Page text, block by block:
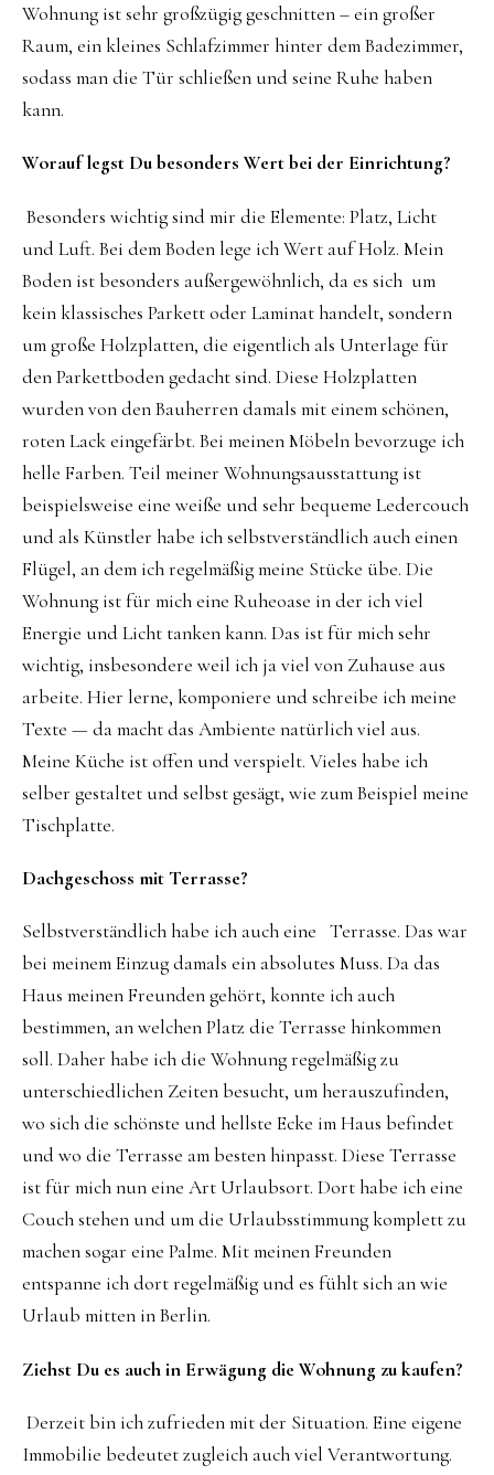
Wohnung ist sehr großzügig geschnitten – ein großer
Raum, ein kleines Schlafzimmer hinter dem Badezimmer,
sodass man die Tür schließen und seine Ruhe haben
kann.
Worauf legst Du besonders Wert bei der Einrichtung?
Besonders wichtig sind mir die Elemente: Platz, Licht
und Luft. Bei dem Boden lege ich Wert auf Holz. Mein
Boden ist besonders außergewöhnlich, da es sich um
kein klassisches Parkett oder Laminat handelt, sondern
um große Holzplatten, die eigentlich als Unterlage für
den Parkettboden gedacht sind. Diese Holzplatten
wurden von den Bauherren damals mit einem schönen,
roten Lack eingefärbt. Bei meinen Möbeln bevorzuge ich
helle Farben. Teil meiner Wohnungsausstattung ist
beispielsweise eine weiße und sehr bequeme Ledercouch
und als Künstler habe ich selbstverständlich auch einen
Flügel, an dem ich regelmäßig meine Stücke übe. Die
Wohnung ist für mich eine Ruheoase in der ich viel
Energie und Licht tanken kann. Das ist für mich sehr
wichtig, insbesondere weil ich ja viel von Zuhause aus
arbeite. Hier lerne, komponiere und schreibe ich meine
Texte — da macht das Ambiente natürlich viel aus.
Meine Küche ist offen und verspielt. Vieles habe ich
selber gestaltet und selbst gesägt, wie zum Beispiel meine
Tischplatte.
Dachgeschoss mit Terrasse?
Selbstverständlich habe ich auch eine Terrasse. Das war
bei meinem Einzug damals ein absolutes Muss. Da das
Haus meinen Freunden gehört, konnte ich auch
bestimmen, an welchen Platz die Terrasse hinkommen
soll. Daher habe ich die Wohnung regelmäßig zu
unterschiedlichen Zeiten besucht, um herauszufinden,
wo sich die schönste und hellste Ecke im Haus befindet
und wo die Terrasse am besten hinpasst. Diese Terrasse
ist für mich nun eine Art Urlaubsort. Dort habe ich eine
Couch stehen und um die Urlaubsstimmung komplett zu
machen sogar eine Palme. Mit meinen Freunden
entspanne ich dort regelmäßig und es fühlt sich an wie
Urlaub mitten in Berlin.
Ziehst Du es auch in Erwägung die Wohnung zu kaufen?
Derzeit bin ich zufrieden mit der Situation. Eine eigene
Immobilie bedeutet zugleich auch viel Verantwortung.